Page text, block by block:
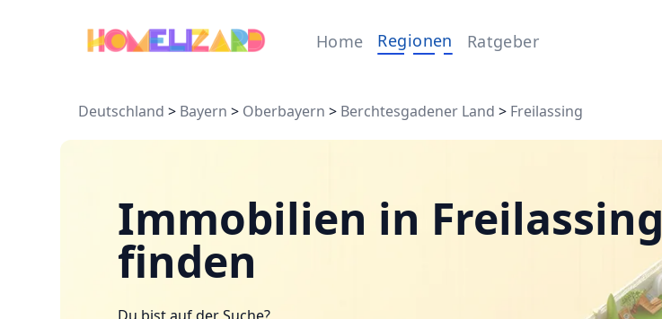
Home Regionen Ratgeber
Deutschland > Bayern > Oberbayern > Berchtesgadener Land > Freilassing
Immobilien in Freilassing
finden